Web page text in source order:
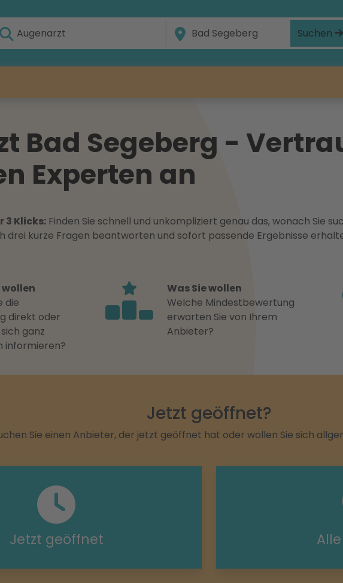
Suchen
Bad Segeberg -
Experten an
3 Klicks: Finden Sie schnell und unkompliziert genau das, wonach Sie
drei kurze Fragen beantworten und sofort passende Ergebnisse
wollen
die
direkt oder
ganz
informieren?
Was Sie wollen
Welche Mindestbewertung
erwarten Sie von Ihrem
Anbieter?
Jetzt geöffnet?
Sie einen Anbieter, der jetzt geöffnet hat oder wollen Sie sich
Jetzt geöffnet